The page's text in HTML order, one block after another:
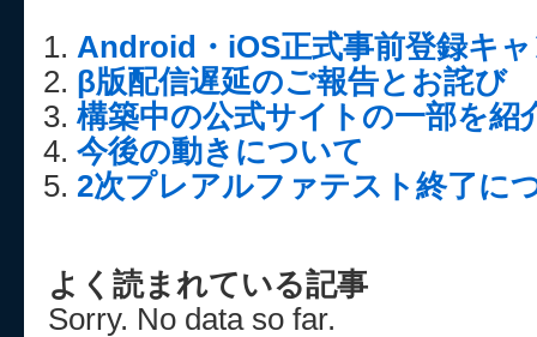
Android・iOS正式事前登録キ
β版配信遅延のご報告とお詫び
構築中の公式サイトの一部を紹
今後の動きについて
2次プレアルファテスト終了に
よく読まれている記事
Sorry. No data so far.